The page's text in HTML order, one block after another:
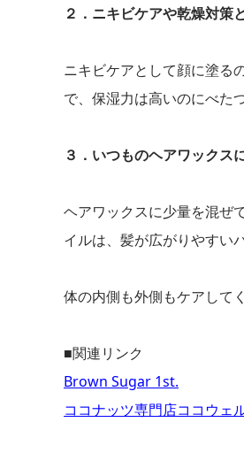
２．ニキビケアや乾燥対策
ニキビケアとして顔に塗る
で、保湿力は高いのにべた
３．いつものヘアワックス
ヘアワックスに少量を混ぜ
イルは、髪が広がりやすい
体の内側も外側もケアして
■関連リンク
Brown Sugar 1st.
ココナッツ専門店ココウェ